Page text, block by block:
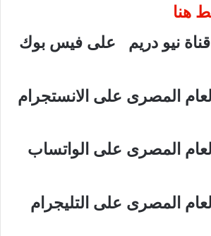
هنا
قناة نيو دريم على فيس بوك
المصرى على الانستجرام
المصرى على الواتساب
المصرى على التليجرام